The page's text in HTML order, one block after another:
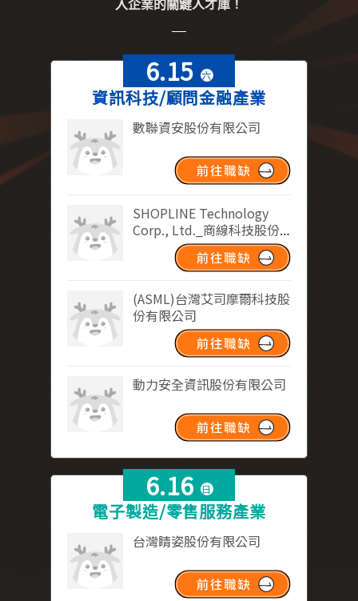
入企業的關鍵人才庫！
6.15 六
資訊科技/顧問金融產業
數聯資安股份有限公司
SHOPLINE Technology
Corp., Ltd._商線科技股份
有限公司
(ASML)台灣艾司摩爾科技股
份有限公司
動力安全資訊股份有限公司
6.16 日
電子製造/零售服務產業
台灣睛姿股份有限公司